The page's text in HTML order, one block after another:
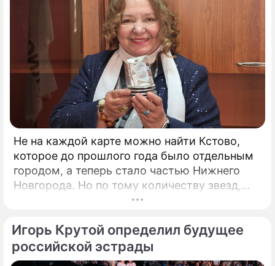
Не на каждой карте можно найти Кстово,
которое до прошлого года было отдельным
городом, а теперь стало частью Нижнего
Новгорода. Но по тому количеству звезд,
которые приезжают сюда каждый год,
Повод – открытый российский
кинофестиваль "КСТОкино". В этом году он
прошёл уже в четвертый раз. Кстово
Игорь Крутой определил будущее
российской эстрады